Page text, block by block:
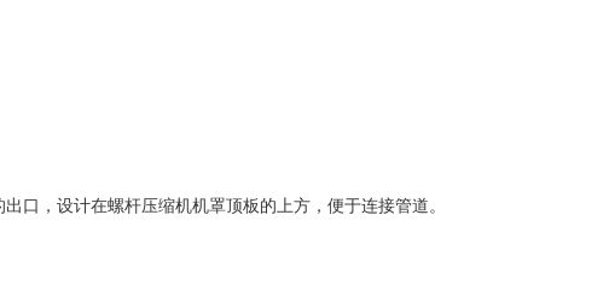
口，设计在螺杆压缩机机罩顶板的上方，便于连接管道。